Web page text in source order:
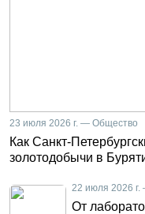
23 июля 2026 г. — Общество
Как Санкт-
золотодобычи в
22 июля 2026
От